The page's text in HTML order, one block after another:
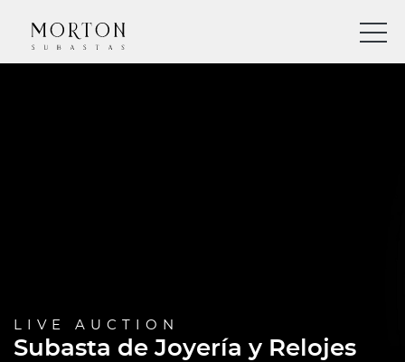
LIVE AUCTION
Subasta de Joyería y Relojes